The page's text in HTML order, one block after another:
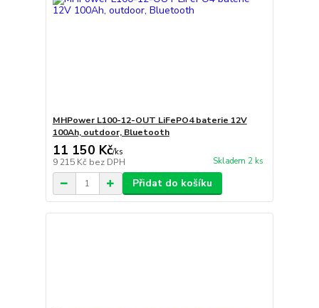
MHPower L100-12-OUT LiFePO4 baterie 12V
100Ah, outdoor, Bluetooth
11 150 Kč/ks
9 215 Kč bez DPH Skladem 2 ks
Přidat do košíku